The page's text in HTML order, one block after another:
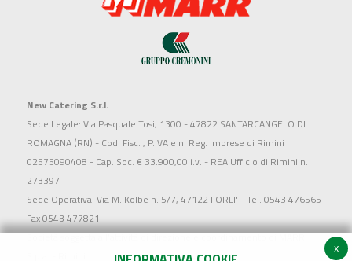
New Catering S.r.l.
Sede Legale: Via Pasquale Tosi, 1300 - 47822 SANTARCANGELO DI
ROMAGNA (RN) - Cod. Fisc. , P.IVA e n. Reg. Imprese di Rimini
02575090408 - Cap. Soc. € 33.900,00 i.v. - REA Ufficio di Rimini n.
273397
Sede Operativa: Via M. Kolbe n. 5/7, 47122 FORLI' - Tel. 0543 476565
Fax 0543 477821
Società soggetta all'attività di direzione e coordinamento di MARR
x